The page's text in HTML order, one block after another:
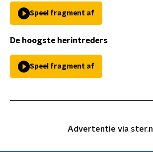
Speel fragment af
De hoogste herintreders
Speel fragment af
Advertentie via ster.nl